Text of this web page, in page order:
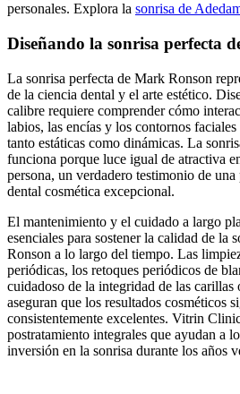
personales. Explora la sonrisa de
Diseñando la sonrisa perfecta
La sonrisa perfecta de Mark Ronson
de la ciencia dental y el arte estético.
calibre requiere comprender cómo
labios, las encías y los contornos
tanto estáticas como dinámicas. La
funciona porque luce igual de atractiva
persona, un verdadero testimonio de
dental cosmética excepcional.
El mantenimiento y el cuidado a largo
esenciales para sostener la calidad de la
Ronson a lo largo del tiempo. Las
periódicas, los retoques periódicos de
cuidadoso de la integridad de las carillas
aseguran que los resultados cosméticos
consistentemente excelentes. Vitrin
postratamiento integrales que ayudan a
inversión en la sonrisa durante los años